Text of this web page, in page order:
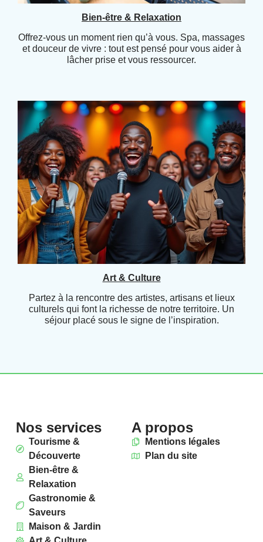
Bien-être & Relaxation
Offrez-vous un moment rien qu’à vous. Spa, massages
et douceur de vivre : tout est pensé pour vous aider à
lâcher prise et vous ressourcer.
Art & Culture
Partez à la rencontre des artistes, artisans et lieux
culturels qui font la richesse de notre territoire. Un
séjour placé sous le signe de l’inspiration.
Nos services
Tourisme &
Découverte
Bien-être &
Relaxation
Gastronomie &
Saveurs
Maison & Jardin
A propos
Mentions légales
Plan du site